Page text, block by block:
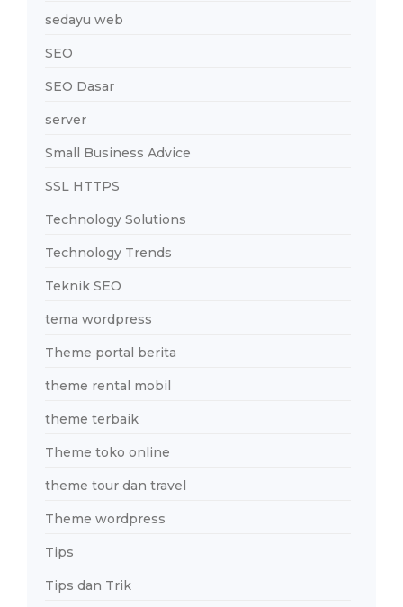
sedayu web
SEO
SEO Dasar
server
Small Business Advice
SSL HTTPS
Technology Solutions
Technology Trends
Teknik SEO
tema wordpress
Theme portal berita
theme rental mobil
theme terbaik
Theme toko online
theme tour dan travel
Theme wordpress
Tips
Tips dan Trik